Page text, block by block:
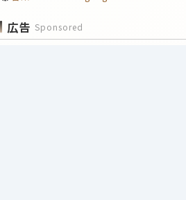
広告 Sponsored